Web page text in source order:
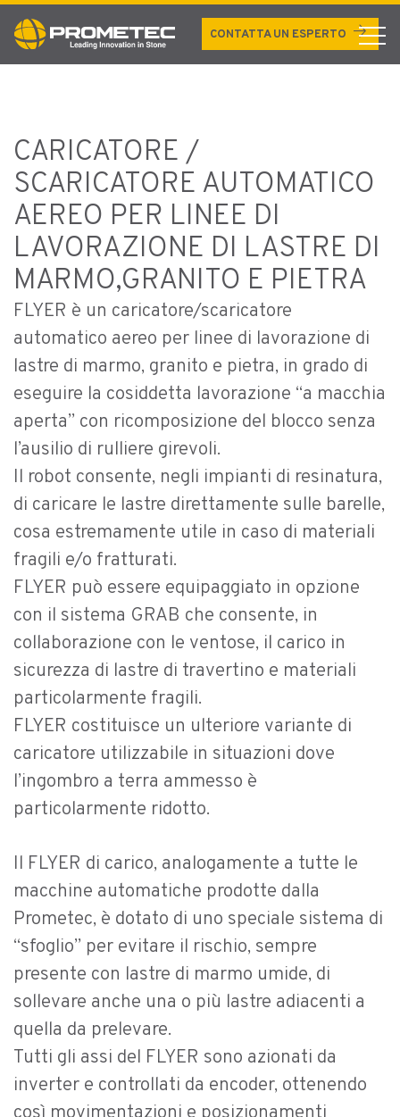
FLYER CONTATTA UN ESPERTO arrow_forward
CARICATORE /
SCARICATORE AUTOMATICO
AEREO PER LINEE DI
LAVORAZIONE DI LASTRE DI
MARMO,GRANITO E PIETRA
FLYER è un caricatore/scaricatore
automatico aereo per linee di lavorazione di
lastre di marmo, granito e pietra, in grado di
eseguire la cosiddetta lavorazione “a macchia
aperta” con ricomposizione del blocco senza
l’ausilio di rulliere girevoli.
Il robot consente, negli impianti di resinatura,
di caricare le lastre direttamente sulle barelle,
cosa estremamente utile in caso di materiali
fragili e/o fratturati.
FLYER può essere equipaggiato in opzione
con il sistema GRAB che consente, in
collaborazione con le ventose, il carico in
sicurezza di lastre di travertino e materiali
particolarmente fragili.
FLYER costituisce un ulteriore variante di
caricatore utilizzabile in situazioni dove
l’ingombro a terra ammesso è
particolarmente ridotto.
Il FLYER di carico, analogamente a tutte le
macchine automatiche prodotte dalla
Prometec, è dotato di uno speciale sistema di
“sfoglio” per evitare il rischio, sempre
presente con lastre di marmo umide, di
sollevare anche una o più lastre adiacenti a
quella da prelevare.
Tutti gli assi del FLYER sono azionati da
inverter e controllati da encoder, ottenendo